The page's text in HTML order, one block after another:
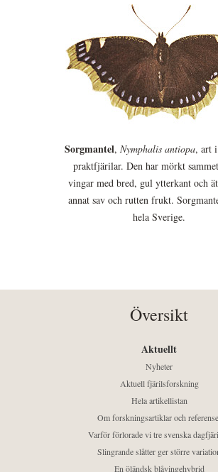
Sorgmantel, Nymphalis antiopa, art
praktfjärilar. Den har mörkt
vingar med bred, gul ytterkant och
annat sav och rutten frukt.
hela Sverige.
Översikt
Aktuellt
Nyheter
Aktuell fjärilsforskning
Hela artikellistan
Om forskningsartiklar och
Varför förlorade vi tre svenska
Slingrande slåtter ger större
En öländsk blåvingehybrid